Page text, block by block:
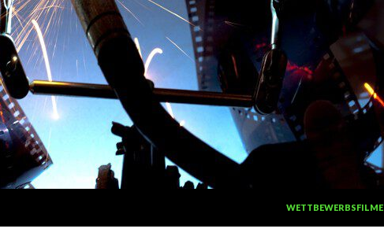
WETTBEWERBSFILME